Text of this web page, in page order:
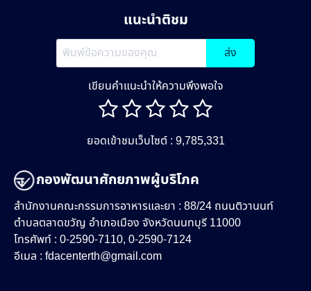
แนะนำติชม
ส่ง
เขียนคำแนะนำให้ความพึงพอใจ
ยอดเข้าชมเว็บไซต์ : 9,785,331
กองพัฒนาศักยภาพผู้บริโภค
สำนักงานคณะกรรมการอาหารและยา : 88/24 ถนนติวานนท์
ตำบลตลาดขวัญ อำเภอเมือง จังหวัดนนทบุรี 11000
โทรศัพท์ : 0-2590-7110, 0-2590-7124
อีเมล : fdacenterth@gmail.com